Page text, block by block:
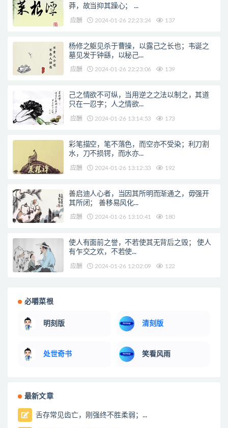
莽，故当抑其躁心； ...
应酬 2024-01-26 22:23:24 137
杨修之躯见杀于曹操，以露己之长也；韦诞之
墓见发于钟繇，以秘己...
应酬 2024-01-26 22:23:06 139
己之情欲不可纵，当用逆之之法以制之，其道
只在一忍字；人之情欲...
应酬 2024-01-26 13:14:53 173
彩笔描空，笔不落色，而空亦不受染；利刀割
水，刀不损锷，而水亦...
应酬 2024-01-26 13:12:33 192
善启迪人心者，当因其所明而渐通之，毋强开
其所闭； 善移易风化...
应酬 2024-01-26 13:10:41 180
使人有面前之誉，不若使其无背后之毁； 使人
有乍交之欢，不若使...
应酬 2024-01-26 12:02:09 122
必嚼菜根
明刻版 清刻版
处世奇书 笑看风雨
最新文章
舌存常见齿亡，刚强终不胜柔弱；...